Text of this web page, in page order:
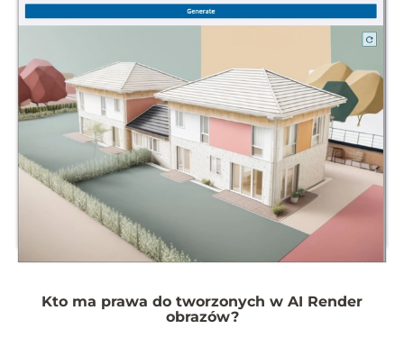
Kto ma prawa do tworzonych w AI Render
obrazów?